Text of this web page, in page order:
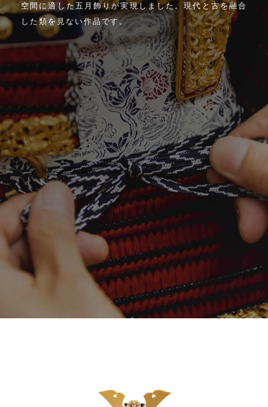
空間に適した五月飾りが実現しました。現代と古を融合
した類を見ない作品です。